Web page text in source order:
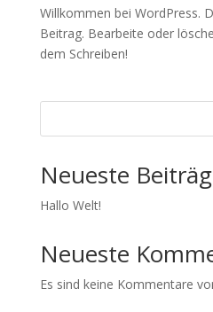
Willkommen bei WordPress.
Beitrag. Bearbeite oder
dem Schreiben!
Neueste
Hallo Welt!
Neueste
Es sind keine Kommentare